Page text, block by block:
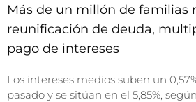
Más de un millón de familias
reunificación de deuda,
pago de intereses
Los intereses medios suben un
pasado y se sitúan en el 5,85%,